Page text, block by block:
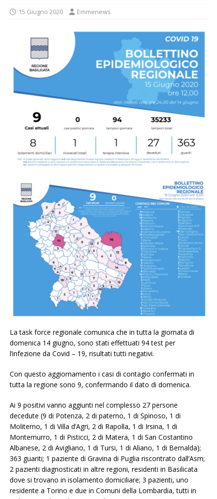
15 Giugno 2020 Emmenews
La task force regionale comunica che in tutta la giornata di
domenica 14 giugno, sono stati effettuati 94 test per
l’infezione da Covid – 19, risultati tutti negativi.
Con questo aggiornamento i casi di contagio confermati in
tutta la regione sono 9, confermando il dato di domenica.
Ai 9 positivi vanno aggiunti nel complesso 27 persone
decedute (9 di Potenza, 2 di paterno, 1 di Spinoso, 1 di
Moliterno, 1 di Villa d’Agri, 2 di Rapolla, 1 di Irsina, 1 di
Montemurro, 1 di Pisticci, 2 di Matera, 1 di San Costantino
Albanese, 2 di Avigliano, 1 di Tursi, 1 di Aliano, 1 di Bernalda);
363 guariti; 1 paziente di Gravina di Puglia riscontrato dall’Asm;
2 pazienti diagnosticati in altre regioni, residenti in Basilicata
dove si trovano in isolamento domiciliare; 3 pazienti, uno
residente a Torino e due in Comuni della Lombardia, tutti in